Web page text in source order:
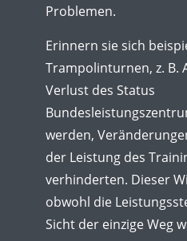
Problemen.
Erinnern sie sich
Trampolinturnen, z. B.
Verlust des Status
werden,
der Leistung des
verhinderten. Dieser
obwohl die
Sicht der einzige Weg